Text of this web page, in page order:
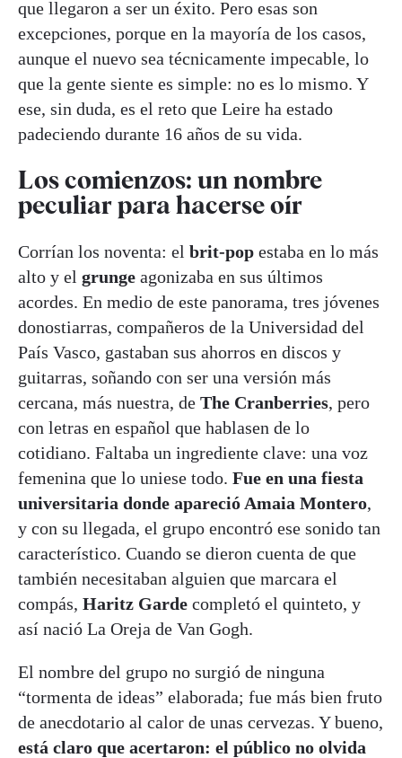
que llegaron a ser un éxito. Pero esas son
excepciones, porque en la mayoría de los casos,
aunque el nuevo sea técnicamente impecable, lo
que la gente siente es simple: no es lo mismo. Y
ese, sin duda, es el reto que Leire ha estado
padeciendo durante 16 años de su vida.
Los comienzos: un nombre
peculiar para hacerse oír
Corrían los noventa: el brit-pop estaba en lo más
alto y el grunge agonizaba en sus últimos
acordes. En medio de este panorama, tres jóvenes
donostiarras, compañeros de la Universidad del
País Vasco, gastaban sus ahorros en discos y
guitarras, soñando con ser una versión más
cercana, más nuestra, de The Cranberries, pero
con letras en español que hablasen de lo
cotidiano. Faltaba un ingrediente clave: una voz
femenina que lo uniese todo. Fue en una fiesta
universitaria donde apareció Amaia Montero,
y con su llegada, el grupo encontró ese sonido tan
característico. Cuando se dieron cuenta de que
también necesitaban alguien que marcara el
compás, Haritz Garde completó el quinteto, y
así nació La Oreja de Van Gogh.
El nombre del grupo no surgió de ninguna
“tormenta de ideas” elaborada; fue más bien fruto
de anecdotario al calor de unas cervezas. Y bueno,
está claro que acertaron: el público no olvida